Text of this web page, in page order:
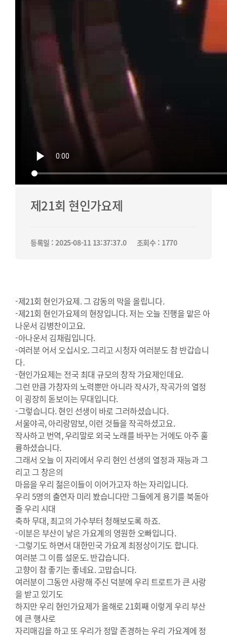
제21회 현인가요제
등록일 : 2025-08-11 13:37:37.0 조회수 : 1770
-제21회 현인가요제. 그 감동의 막을 올립니다.
-제21회 현인가요제의 현장입니다. 저는 오늘 진행을 맡은 아
나운서 김병찬이고요.
-아나운서 김채림입니다.
-여러분 어서 오십시오. 그리고 시청자 여러분도 참 반갑습니
다.
-현인가요제는 전국 최대 규모의 창작 가요제인데요.
그런 만큼 가창자의 노력뿐만 아니라 작사가, 작곡가의 열정
이 굉장히 돋보이는 무대입니다.
-그렇습니다. 현인 선생이 바로 그러하셨습니다.
서울야곡, 아리랑맘보, 이런 것들을 작곡하셨고요.
작사하고 번역, 우리말로 외국 노래를 바꾸는 거에도 아주 훌
륭하셨습니다.
그래서 오늘 이 자리에서 우리 현인 선생의 열정과 재능과 그
리고 그 창은의
마음을 우리 젊은이들이 이어가고자 하는 자리입니다.
우리 5명의 출연자 미리 봤습니다만 그들에게 용기를 북돋아
줄 우리 시대
축하 무대, 최고의 가수부터 청해보도록 하죠.
-이분은 부산이 낳은 가요계의 영원한 오빠입니다.
-그렇기도 하면서 대한민국 가요계 최정상이기도 합니다.
여러분 그 이름 설운도. 반갑습니다.
고향이 참 좋기는 좋네요. 고맙습니다.
여러분이 그동안 사랑해 주신 덕분에 우리 트로트가 큰 사랑
을 받고 있기도
하지만 우리 현인가요제가 올해로 21회째 이렇게 우리 부산
에 큰 행사로
자리매김을 하고 또 우리가 정말 존경하는 우리 가요계에 정